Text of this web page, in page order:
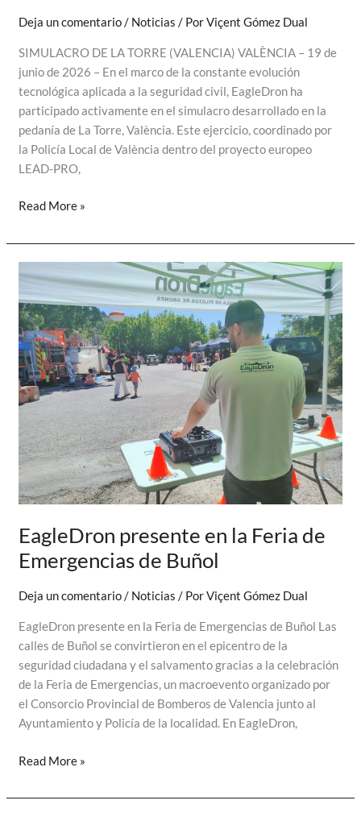
Deja un comentario / Noticias / PorViçent Gómez Dual
SIMULACRO DE LA TORRE (VALENCIA) VALÈNCIA – 19 de
junio de 2026 – En el marco de la constante evolución
tecnológica aplicada a la seguridad civil, EagleDron ha
participado activamente en el simulacro desarrollado en la
pedanía de La Torre, València. Este ejercicio, coordinado por
la Policía Local de València dentro del proyecto europeo
LEAD-PRO,
EagleDron
con
a
la
Policía
Local
en
el
simulacro
de
DANA
en
la
pedanía
de
Torre
(València)
Read More »
EagleDron presente en la Feria de
Emergencias de Buñol
Deja un comentario/ Noticias / PorViçent Gómez Dual
EagleDron presente en la Feria de Emergencias de Buñol Las
calles de Buñol se convirtieron en el epicentro de la
seguridad ciudadana y el salvamento gracias a la celebración
de la Feria de Emergencias, un macroevento organizado por
el Consorcio Provincial de Bomberos de Valencia junto al
Ayuntamiento y Policía de la localidad. En EagleDron,
EagleDron
en
Read More »